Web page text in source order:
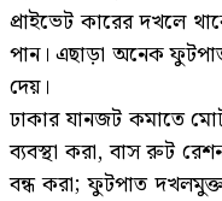
প্রাইভেট কারের দখলে
পান। এছাড়া অনেক
দেয়।
ঢাকার যানজট কমাতে
ব্যবস্থা করা, বাস রুট
বন্ধ করা; ফুটপাত